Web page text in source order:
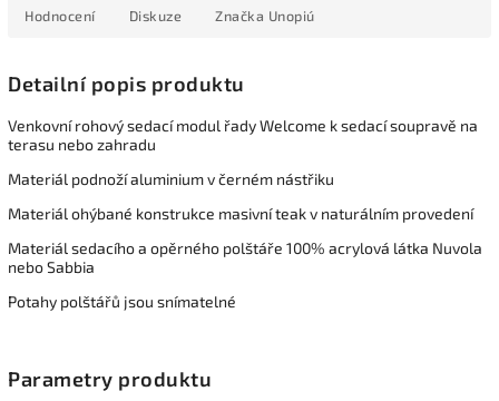
Hodnocení Diskuze Značka Unopiú
Detailní popis produktu
Venkovní rohový sedací modul řady Welcome k sedací soupravě na
terasu nebo zahradu
Materiál podnoží aluminium v černém nástřiku
Materiál ohýbané konstrukce masivní teak v naturálním provedení
Materiál sedacího a opěrného polštáře 100% acrylová látka Nuvola
nebo Sabbia
Potahy polštářů jsou snímatelné
Parametry produktu